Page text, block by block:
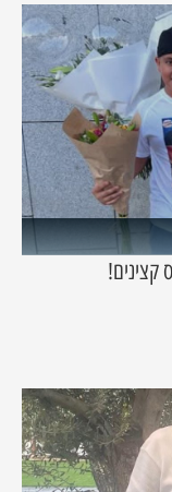
קצינים!